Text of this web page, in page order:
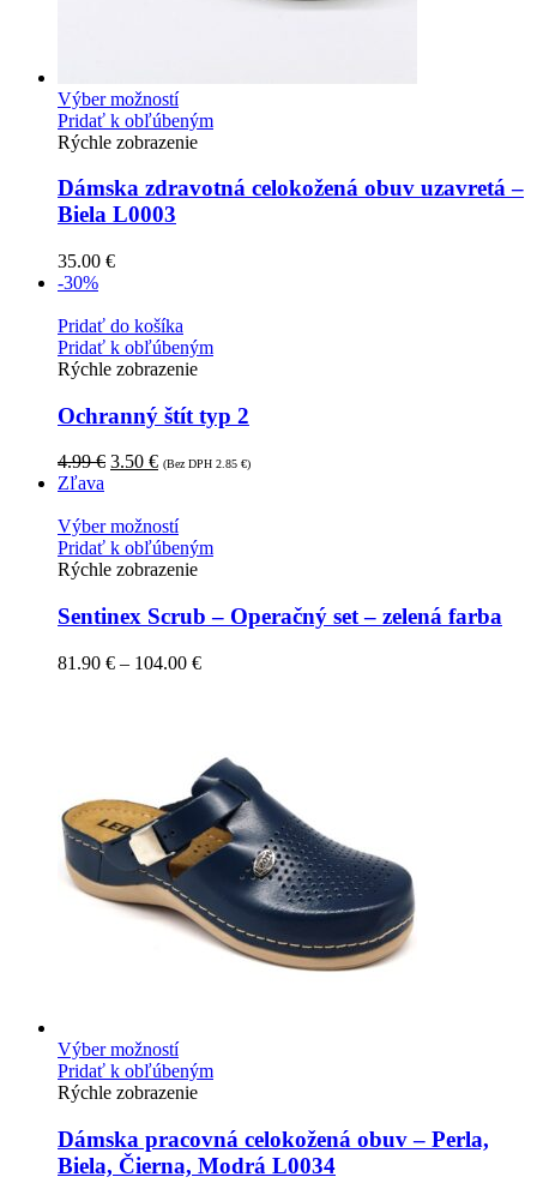
Výber možností
Pridať k obľúbeným
Rýchle zobrazenie
Dámska zdravotná celokožená obuv uzavretá –
Biela L0003
35.00 €
-30%
Pridať do košíka
Pridať k obľúbeným
Rýchle zobrazenie
Ochranný štít typ 2
4.99€ 3.50 € (Bez DPH 2.85 €)
Zľava
Výber možností
Pridať k obľúbeným
Rýchle zobrazenie
Sentinex Scrub – Operačný set – zelená farba
81.90 € – 104.00 €
Výber možností
Pridať k obľúbeným
Rýchle zobrazenie
Dámska pracovná celokožená obuv – Perla,
Biela, Čierna, Modrá L0034